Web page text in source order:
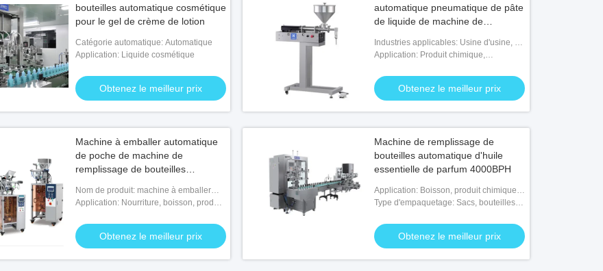
bouteilles automatique cosmétique
pour le gel de crème de lotion
Catégorie automatique: Automatique
Application: Liquide cosmétique
Obtenez le meilleur prix
automatique pneumatique de pâte
de liquide de machine de
Industries applicables: Usine d'usine, de
nourriture et de boisson
Application: Produit chimique,
matériel
Obtenez le meilleur prix
Machine à emballer automatique
de poche de machine de
remplissage de bouteilles
Nom de produit: machine à emballer
automatique de poche
Application: Nourriture, boisson, produit
Obtenez le meilleur prix
Machine de remplissage de
bouteilles automatique d'huile
essentielle de parfum 4000BPH
Application: Boisson, produit chimique,
marchandise, nourriture, médicale
Type d'empaquetage: Sacs, bouteilles,
Obtenez le meilleur prix